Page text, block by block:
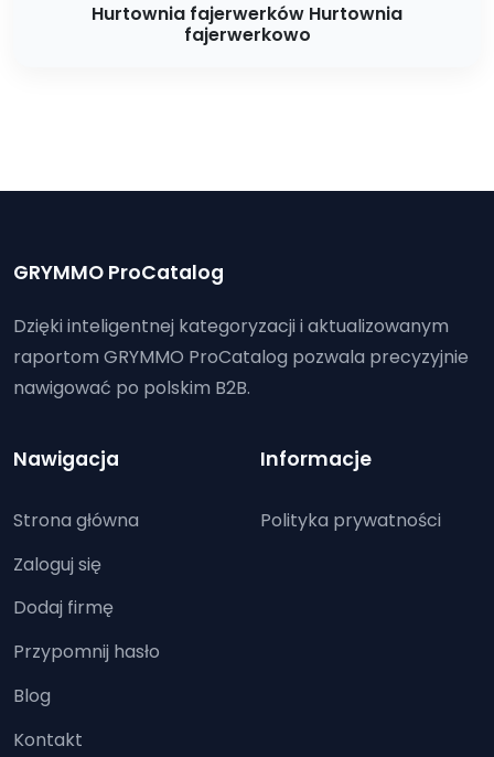
Hurtownia fajerwerków Hurtownia
fajerwerkowo
GRYMMO ProCatalog
Dzięki inteligentnej kategoryzacji i aktualizowanym
raportom GRYMMO ProCatalog pozwala precyzyjnie
nawigować po polskim B2B.
Nawigacja
Strona główna
Zaloguj się
Dodaj firmę
Przypomnij hasło
Blog
Kontakt
Informacje
Polityka prywatności